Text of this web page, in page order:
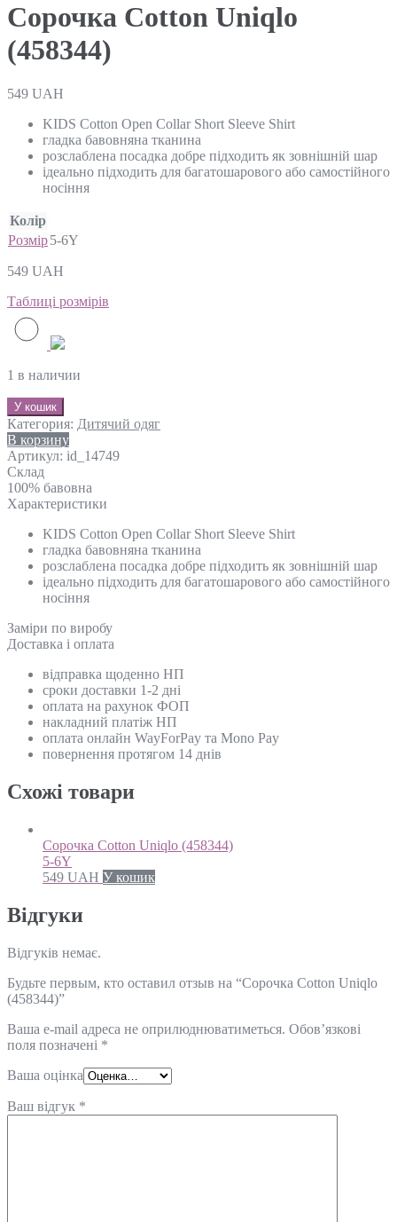
Сорочка Cotton Uniqlo
(458344)
549 UAH
KIDS Cotton Open Collar Short Sleeve Shirt
гладка бавовняна тканина
розслаблена посадка добре підходить як зовнішній шар
ідеально підходить для багатошарового або самостійного
носіння
Колір
Розмір5-6Y
549 UAH
Таблиці розмірів
1 в наличии
У кошик
Категория: Дитячий одяг
В корзину
Артикул: id_14749
Склад
100% бавовна
Характеристики
KIDS Cotton Open Collar Short Sleeve Shirt
гладка бавовняна тканина
розслаблена посадка добре підходить як зовнішній шар
ідеально підходить для багатошарового або самостійного
носіння
Замiри по виробу
Доставка і оплата
відправка щоденно НП
сроки доставки 1-2 дні
оплата на рахунок ФОП
накладний платіж НП
оплата онлайн WayForPay та Mono Pay
повернення протягом 14 днів
Схожi товари
Сорочка Cotton Uniqlo (458344)
5-6Y
549 UAH У кошик
Відгуки
Відгуків немає.
Будьте первым, кто оставил отзыв на “Сорочка Cotton Uniqlo
(458344)”
Ваша e-mail адреса не оприлюднюватиметься. Обов’язкові
поля позначені *
Ваша оцінка
Ваш відгук *